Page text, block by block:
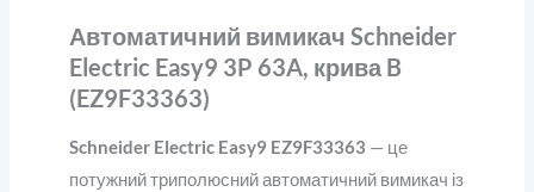
Автоматичний вимикач Schneider
Electric Easy9 3P 63A, крива B
(EZ9F33363)
Schneider Electric Easy9 EZ9F33363 — це
потужний триполюсний автоматичний вимикач із